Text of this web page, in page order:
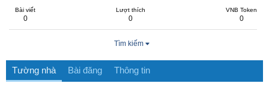
Bài viết
0
Lượt thích
0
VNB Token
0
Tìm kiếm
Tường nhà Bài đăng Thông tin